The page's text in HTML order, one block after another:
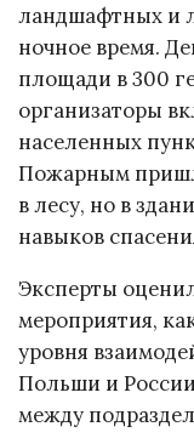
ландшафтных и
ночное время.
площади в 300
организаторы
населенных
Пожарным
в лесу, но в
навыков
Эксперты
мероприятия,
уровня
Польши и
между